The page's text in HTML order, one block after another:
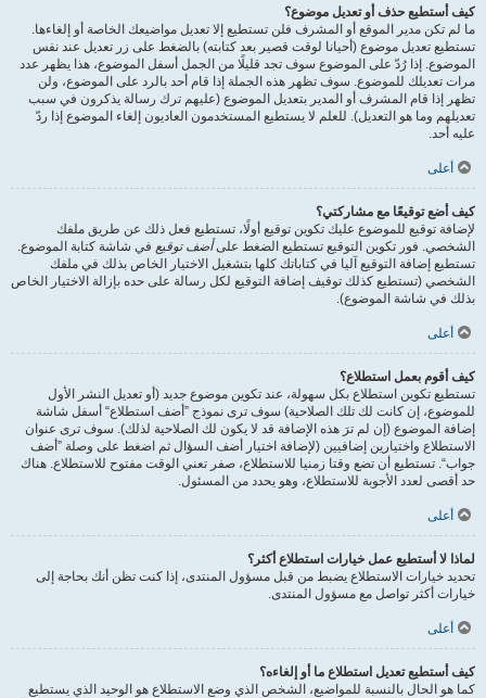
كيف أستطيع حذف أو تعديل موضوع؟
ما لم تكن مدير الموقع أو المشرف فلن تستطيع إلا تعديل مواضيعك الخاصة أو إلغاءها.
تستطيع تعديل موضوع (أحيانا لوقت قصير بعد كتابته) بالضغط على زر تعديل عند نفس
الموضوع. إذا رُدّ على الموضوع سوف تجد قليلًا من الجمل أسفل الموضوع، هذا يظهر عدد
مرات تعديلك للموضوع. سوف تظهر هذه الجملة إذا قام أحد بالرد على الموضوع، ولن
تظهر إذا قام المشرف أو المدير بتعديل الموضوع (عليهم ترك رسالة يذكرون في سبب
تعديلهم وما هو التعديل). للعلم لا يستطيع المستخدمون العاديون إلغاء الموضوع إذا ردّ
عليه أحد.
أعلى
كيف أضع توقيعًا مع مشاركتي؟
لإضافة توقيع للموضوع عليك تكوين توقيع أولًا، تستطيع فعل ذلك عن طريق ملفك
الشخصي. فور تكوين التوقيع تستطيع الضغط علىأضف توقيع في شاشة كتابة الموضوع.
تستطيع إضافة التوقيع آليا في كتاباتك كلها بتشغيل الاختيار الخاص بذلك في ملفك
الشخصي (تستطيع كذلك توقيف إضافة التوقيع لكل رسالة على حده بإزالة الاختيار الخاص
بذلك في شاشة الموضوع).
أعلى
كيف أقوم بعمل استطلاع؟
تستطيع تكوين استطلاع بكل سهولة، عند تكوين موضوع جديد (أو تعديل النشر الأول
للموضوع، إن كانت لك تلك الصلاحية) سوف ترى نموذج ”أضف استطلاع“ أسفل شاشة
إضافة الموضوع (إن لم ترَ هذه الإضافة قد لا يكون لك الصلاحية لذلك). سوف ترى عنوان
الاستطلاع واختيارين إضافيين (لإضافة اختيار أضف السؤال ثم اضغط على وصلة ”أضف
جواب“. تستطيع أن تضع وقتا زمنيا للاستطلاع، صفر تعني الوقت مفتوح للاستطلاع. هناك
حد أقصى لعدد الأجوبة للاستطلاع، وهو يحدد من المسئول.
أعلى
لماذا لا أستطيع عمل خيارات استطلاع أكثر؟
تحديد خيارات الاستطلاع يضبط من قبل مسؤول المنتدى، إذا كنت تظن أنك بحاجة إلى
خيارات أكثر تواصل مع مسؤول المنتدى.
أعلى
كيف أستطيع تعديل استطلاع ما أو إلغاءه؟
كما هو الحال بالنسبة للمواضيع، الشخص الذي وضع الاستطلاع هو الوحيد الذي يستطيع